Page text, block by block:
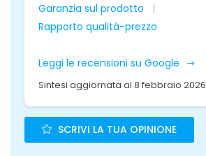
Garanzia sul prodotto
Rapporto qualità-prezzo
Leggi le recensioni su Google
Sintesi aggiornata al 8 febbraio 2026
SCRIVI LA TUA OPINIONE